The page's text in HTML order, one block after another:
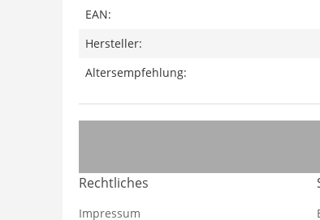
EAN:
Hersteller:
Altersempfehlung:
Rechtliches
Impressum